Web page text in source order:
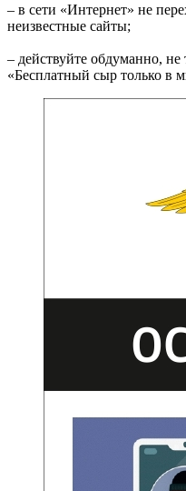
– в сети «Интернет» не
неизвестные сайты;
– действуйте обдуманно,
«Бесплатный сыр только в